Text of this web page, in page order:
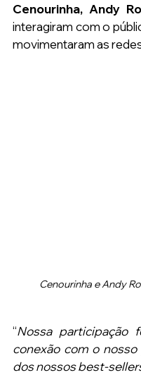
Cenourinha, Andy
interagiram com o
movimentaram as
Cenourinha e Andy
“Nossa participação
conexão com o
dos nossos best-